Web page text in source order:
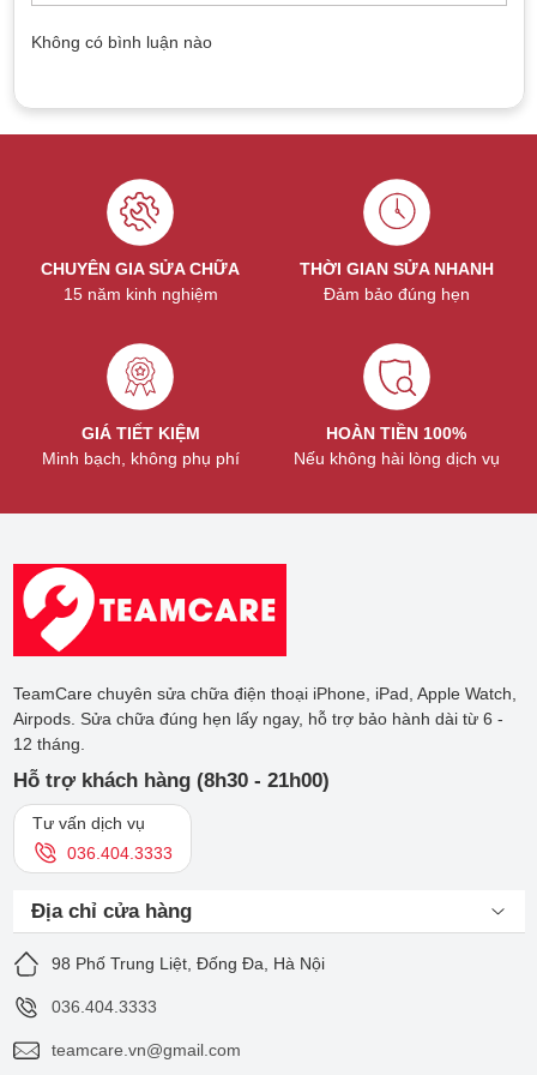
phải được sửa chữa hoặc thay thế.
Nút nguồn có thể bị thụt vào trong hoặc rớt ra ngoài do
Báo giá dịch vụ sửa nút nguồn Apple
Watch Series 6
sớm nhất.
Sửa chữa nút nguồn giúp đảm bảo rằng Apple Watch của bạn
hoạt động trơn tru như trước. Bạn có thể bật/tắt màn hình,
điều khiển các chức năng một cách dễ dàng mà không gặp
bất kỳ khó khăn nào.
Thay vì phải mua một chiếc Apple Watch mới, sửa chữa nút
nguồn giúp bạn tiết kiệm chi phí đáng kể. Chi phí sửa chữa
thường thấp hơn nhiều so với việc mua một thiết bị mới.
Không có bình luận nào
CHUYÊN GIA SỬA CHỮA
15 năm kinh nghiệm
THỜI GIAN SỬA NHANH
Đảm bảo đúng hẹn
GIÁ TIẾT KIỆM
Minh bạch, không phụ phí
HOÀN TIỀN 100%
Nếu không hài lòng dịch vụ
TeamCare chuyên sửa chữa điện thoại iPhone, iPad, Apple Watch,
Airpods. Sửa chữa đúng hẹn lấy ngay, hỗ trợ bảo hành dài từ 6 -
12 tháng.
Hỗ trợ khách hàng (8h30 - 21h00)
Tư vấn dịch vụ
036.404.3333
Địa chỉ cửa hàng
98 Phố Trung Liệt, Đống Đa, Hà Nội
036.404.3333
teamcare.vn@gmail.com